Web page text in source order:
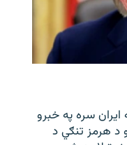
سره په خبرو
د هرمز تنګي د